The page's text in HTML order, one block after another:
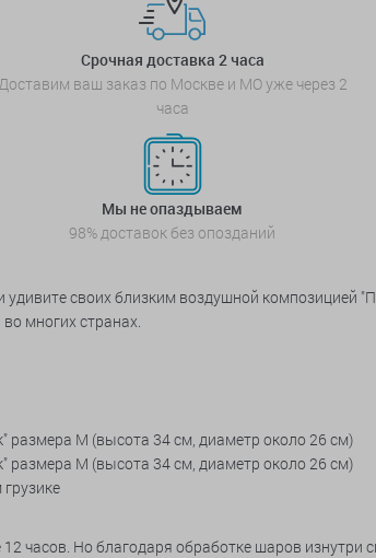
Срочная доставка 2 часа
ваш заказ по Москве и МО уже через 2
часа
Мы не опаздываем
98% доставок без опозданий
своих близким воздушной композицией
многих странах.
размера M (высота 34 см, диаметр около 26 см)
размера M (высота 34 см, диаметр около 26 см)
часов. Но благодаря обработке шаров